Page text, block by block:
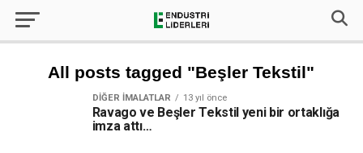
All posts tagged "Beşler Tekstil"
DIĞER İMALATLAR 13 yıl önce
Ravago ve Beşler Tekstil yeni bir ortaklığa
imza attı…